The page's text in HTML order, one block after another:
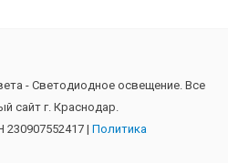
- Cветодиодное освещение. Все
сайт г. Краснодар.
| Политика